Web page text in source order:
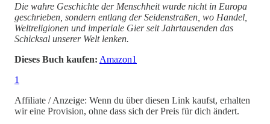
Die wahre Geschichte der Menschheit wurde nicht in Europa
geschrieben, sondern entlang der Seidenstraßen, wo Handel,
Weltreligionen und imperiale Gier seit Jahrtausenden das
Schicksal unserer Welt lenken.
Dieses Buch kaufen: Amazon1
1
Affiliate / Anzeige: Wenn du über diesen Link kaufst, erhalten
wir eine Provision, ohne dass sich der Preis für dich ändert.